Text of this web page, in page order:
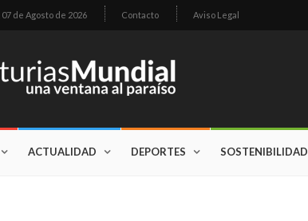
de Agosto de 2026 Contacto Aviso Legal
ACTUALIDAD DEPORTES SOSTENIBILIDAD